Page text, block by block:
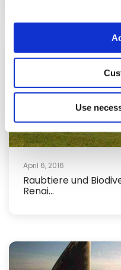
Use
April 6, 2016
Raubtiere und
Renai...